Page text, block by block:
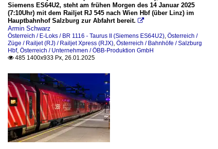
Siemens ES64U2, steht am frühen Morgen des 14 Januar 2025
(7:10Uhr) mit dem Railjet RJ 545 nach Wien Hbf (über Linz) im
Hauptbahnhof Salzburg zur Abfahrt bereit. 
Armin Schwarz
Österreich / E-Loks / BR 1116 - Taurus II (Siemens ES64U2), Österreich /
Züge / Railjet (RJ) / Railjet Xpress (RJX), Österreich / Bahnhöfe / Salzburg
Hbf, Österreich / Unternehmen / ÖBB-Produktion GmbH
 485 1400x933 Px, 26.01.2025